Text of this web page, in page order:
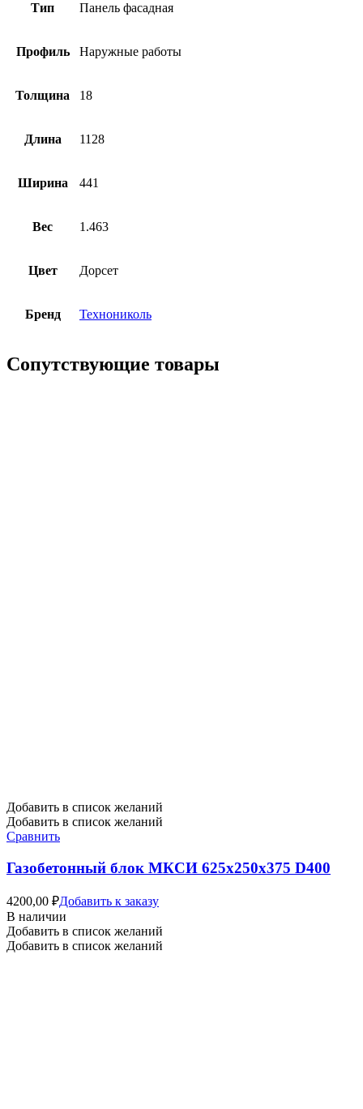
Тип Панель фасадная
Профиль Наружные работы
Толщина 18
Длина 1128
Ширина 441
Вес 1.463
Цвет Дорсет
Бренд Технониколь
Сопутствующие товары
Добавить в список желаний
Добавить в список желаний
Сравнить
Газобетонный блок МКСИ 625х250х375 D400
4200,00 ₽Добавить к заказу
В наличии
Добавить в список желаний
Добавить в список желаний